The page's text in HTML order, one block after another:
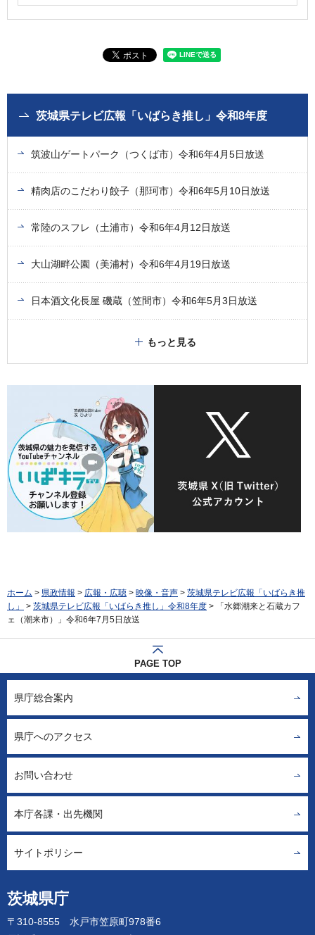
茨城県テレビ広報「いばらき推し」令和8年度
筑波山ゲートパーク（つくば市）令和6年4月5日放送
精肉店のこだわり餃子（那珂市）令和6年5月10日放送
常陸のスフレ（土浦市）令和6年4月12日放送
大山湖畔公園（美浦村）令和6年4月19日放送
日本酒文化長屋 磯蔵（笠間市）令和6年5月3日放送
もっと見る
ホーム > 県政情報 > 広報・広聴 > 映像・音声 > 茨城県テレビ広報「いばらき推
し」
> 茨城県テレビ広報「いばらき推し」令和8年度 > 「水郷潮来と石蔵カフ
ェ（潮来市）」令和6年7月5日放送
PAGE TOP
茨城県庁
〒310-8555 水戸市笠原町978番6
県庁総合案内
県庁へのアクセス
お問い合わせ
本庁各課・出先機関
サイトポリシー